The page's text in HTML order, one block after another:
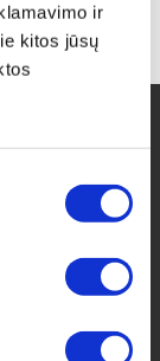
ir
kitos jūsų